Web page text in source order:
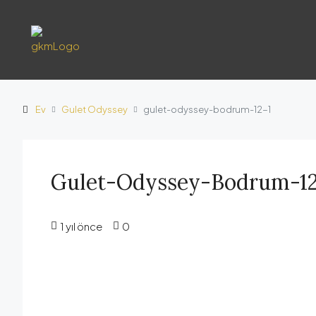
Ev Gulet Odyssey gulet-odyssey-bodrum-12-1
Gulet-Odyssey-Bodrum-
1 yıl önce 0